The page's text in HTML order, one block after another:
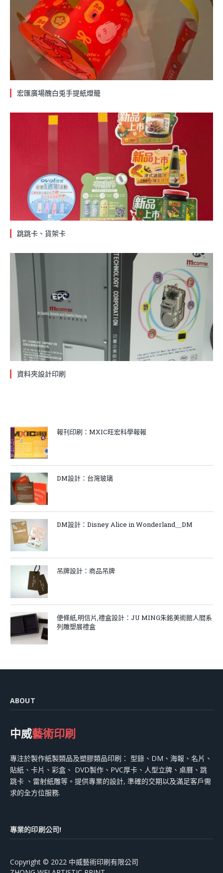
宏匯廣場醜白兎手提紙燈籠
跳跳卡、貨架卡
資料夾設計印刷
報刊印刷：MXIC旺宏科學報報
DM設計：台灣玻璃
DM設計：Disney Alice in Wonderland＿DM
吊牌設計：商品吊牌
便條紙,明信片,禮盒設計：JU MING朱銘美術館人間系
列雕塑展禮盒
ABOUT
中威藝術印刷
專注於製作紙製類品及塑膠類品印刷： 型錄、DM、海報、名片、
貼紙、卡片、彩盒、 DVD製作、PVC厚卡、人型立牌、桌曆、跳
跳卡 、雷射紙雕等。提供專業的設計, 準確的交期以及滿足客戶需
求的全方位服務.
專業的印刷公司!
Copyright © 2022 中威藝術印刷有限公司